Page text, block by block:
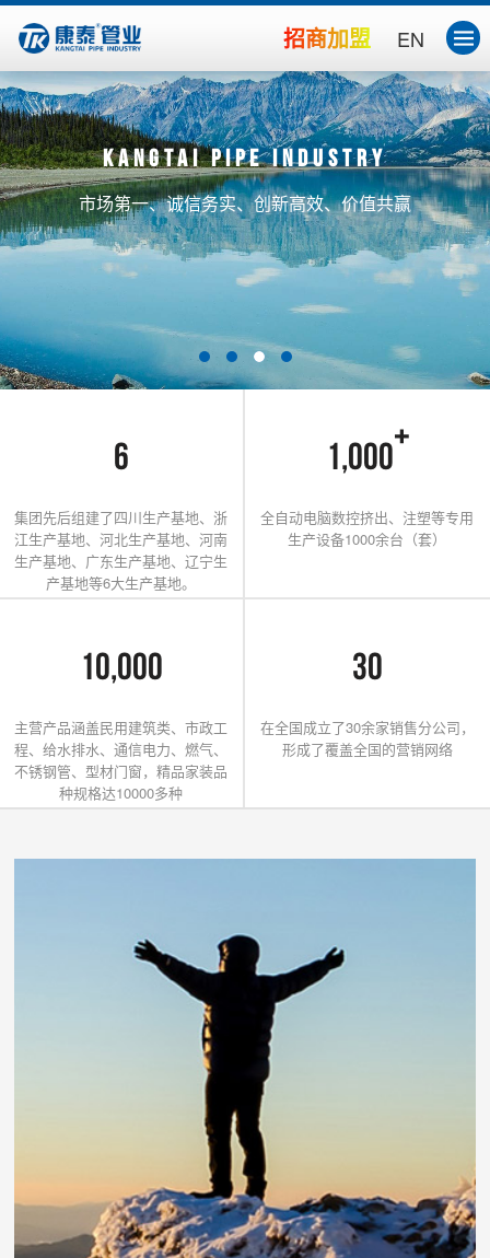
EN
招商加盟
Kangtai pipe industry
市场第一、诚信务实、创新高效、价值共赢
6
集团先后组建了四川生产基地、浙
江生产基地、河北生产基地、河南
生产基地、广东生产基地、辽宁生
产基地等6大生产基地。
1,000
全自动电脑数控挤出、注塑等专用
生产设备1000余台（套）
10,000
主营产品涵盖民用建筑类、市政工
程、给水排水、通信电力、燃气、
不锈钢管、型材门窗，精品家装品
种规格达10000多种
30
在全国成立了30余家销售分公司，
形成了覆盖全国的营销网络